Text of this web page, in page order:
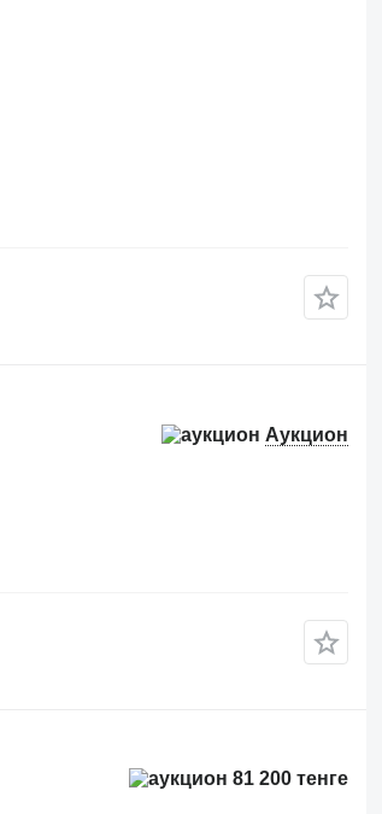
Аукцион
81 200 тенге